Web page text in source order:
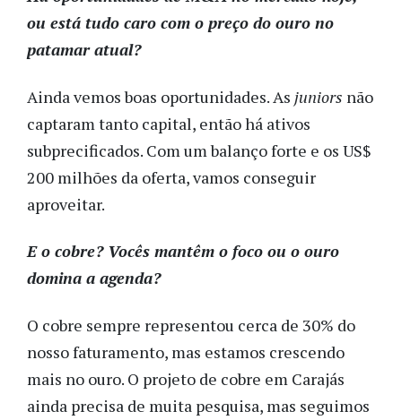
ou está tudo caro com o preço do ouro no
patamar atual?
Ainda vemos boas oportunidades. As juniors não
captaram tanto capital, então há ativos
subprecificados. Com um balanço forte e os US$
200 milhões da oferta, vamos conseguir
aproveitar.
E o cobre? Vocês mantêm o foco ou o ouro
domina a agenda?
O cobre sempre representou cerca de 30% do
nosso faturamento, mas estamos crescendo
mais no ouro. O projeto de cobre em Carajás
ainda precisa de muita pesquisa, mas seguimos